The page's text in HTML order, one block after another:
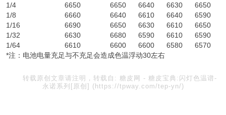
1/4
6650 6650 6640 6630 6650
1/8
6660 6640 6610 6640 6590
1/16
6690 6650 6630 6610 6650
1/32
6630 6680 6590 6610 6590
1/64
6610 6600 6600 6580 6570
*注：电池电量充足与不充足会造成色温浮动30左右
转载原创文章请注明，转载自: 糖皮网 - 糖皮宝典:闪灯色温谱-
永诺系列[原创] (https://tpway.com/tep-yn/)